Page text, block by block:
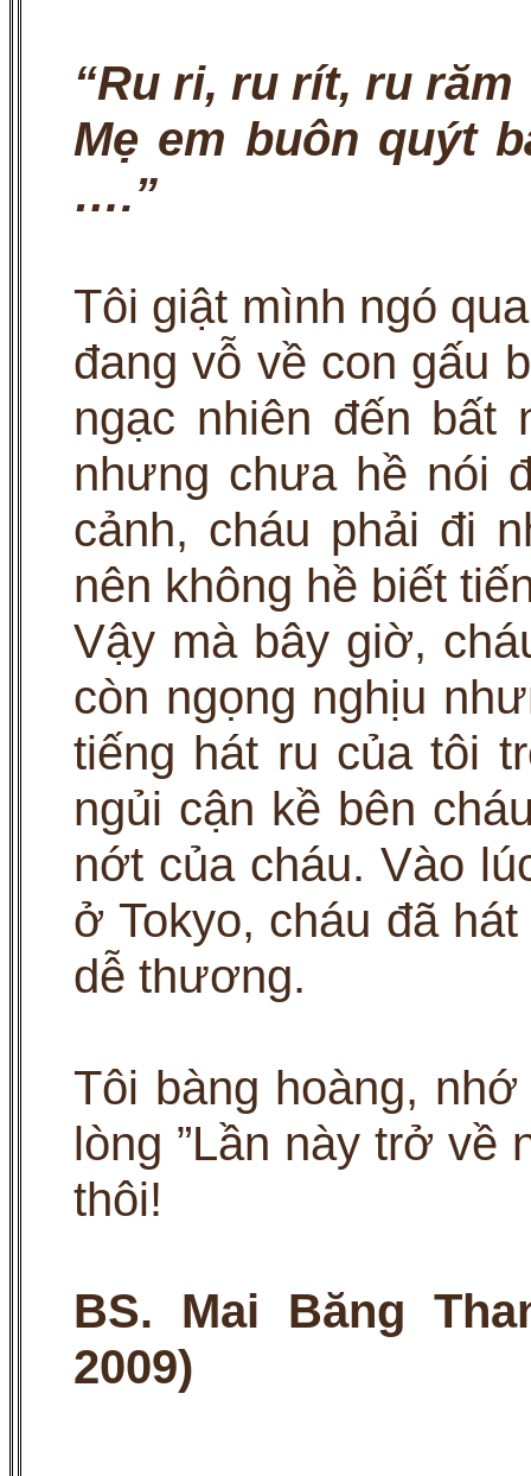
“Ru ri, ru rít, ru răm
Mẹ em buôn quýt
….”
Tôi giật mình ngó
đang vỗ về con gấu
ngạc nhiên đến
nhưng chưa hề nói
cảnh, cháu phải đi
nên không hề biết
Vậy mà bây giờ,
còn ngọng nghịu
tiếng hát ru của tôi
ngủi cận kề bên
nớt của cháu. Vào
ở Tokyo, cháu đã
dễ thương.
Tôi bàng hoàng,
lòng ”Lần này trở về
thôi!
BS. Mai Băng
2009)